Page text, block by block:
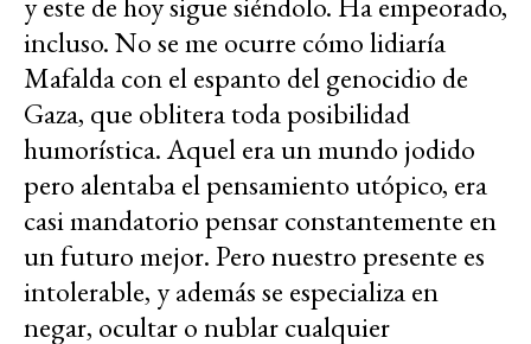
incluso. No se me ocurre cómo lidiaría
Mafalda con el espanto del genocidio de
Gaza, que oblitera toda posibilidad
humorística. Aquel era un mundo jodido
pero alentaba el pensamiento utópico, era
casi mandatorio pensar constantemente en
un futuro mejor. Pero nuestro presente es
intolerable, y además se especializa en
negar, ocultar o nublar cualquier